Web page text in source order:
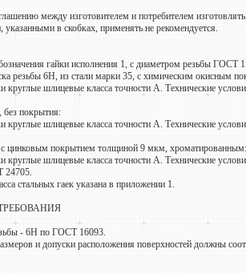
между изготовителем и потребителем
указанными в скобках, применять не рекомендуется.
гайки исполнения 1, с диаметром резьбы
резьбы 6Н, из стали марки 35, с химическим окисным
шлицевые класса точности А. Технические
без покрытия:
шлицевые класса точности А. Технические
с цинковым покрытием толщиной 9 мкм, хроматированным:
шлицевые класса точности А. Технические
24705.
стальных гаек указана в приложении 1.
- 6Н по ГОСТ 16093.
и допуски расположения поверхностей должны